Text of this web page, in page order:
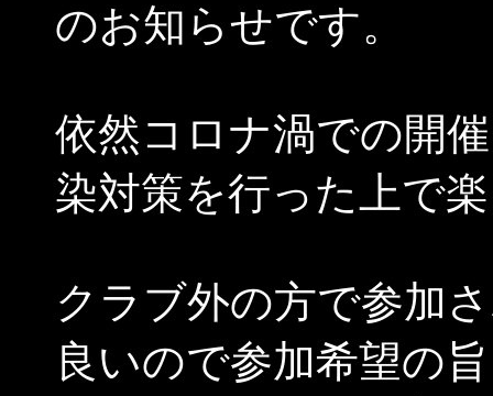
のお知らせです。
依然コロナ渦での開
染対策を行った上で
クラブ外の方で参加
良いので参加希望の